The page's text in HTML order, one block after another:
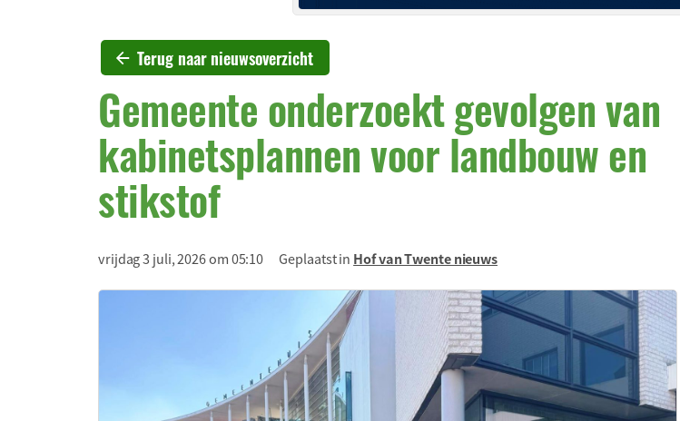
Terug naar nieuwsoverzicht
Gemeente onderzoekt gevolgen van
kabinetsplannen voor landbouw en
stikstof
vrijdag 3 juli, 2026 om 05:10 Geplaatst in Hof van Twente nieuws